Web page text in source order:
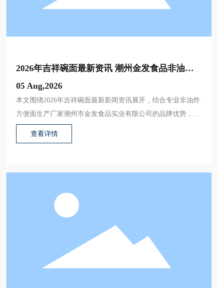
2026年吉祥碗面最新资讯 潮州金发食品非油炸
产品发展动态
05 Aug,2026
本文围绕2026年吉祥碗面最新新闻资讯展开，结合专业非油炸
方便面生产厂家潮州市金发食品实业有限公司的品牌优势，梳
理吉祥碗面的产品特点、行业动态与发展趋势，解答大众关心
查看详情